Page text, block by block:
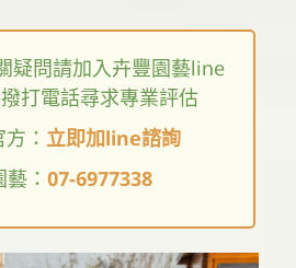
疑問請加入卉豐園藝line
打電話尋求專業評估
： 立即加line諮詢
： 07-6977338